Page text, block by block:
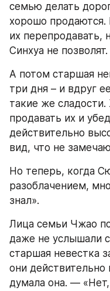
семью делать
хорошо продаются.
их перепродавать,
Синхуа не позволят.
А потом старшая
три дня – и вдруг
такие же
продавать их и
действительно
вид, что не
Но теперь, когда
разоблачением,
знал».
Лица семьи Чжао
даже не услышали
старшая невестка
они
думала она. —